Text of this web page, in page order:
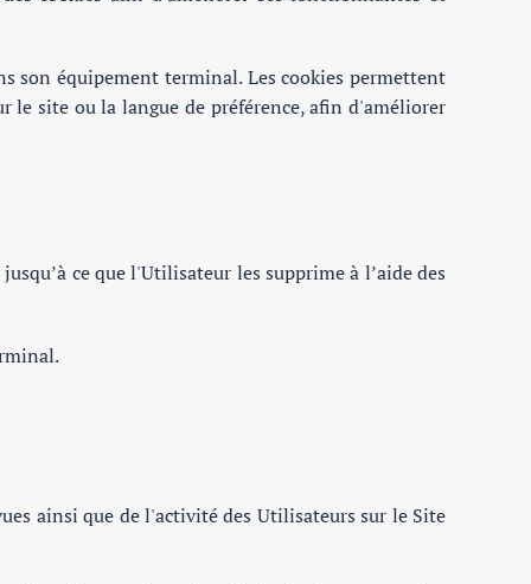
son équipement terminal. Les cookies permettent
site ou la langue de préférence, afin d'améliorer
ce que l'Utilisateur les supprime à l’aide des
ainsi que de l'activité des Utilisateurs sur le Site